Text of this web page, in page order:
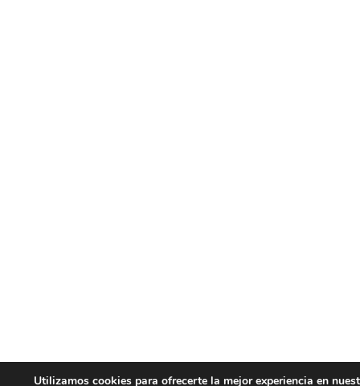
Utilizamos cookies para ofrecerte la mejor experiencia en